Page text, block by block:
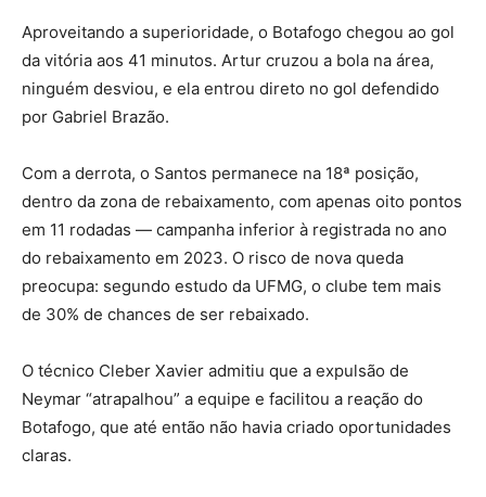
Aproveitando a superioridade, o Botafogo chegou ao gol
da vitória aos 41 minutos. Artur cruzou a bola na área,
ninguém desviou, e ela entrou direto no gol defendido
por Gabriel Brazão.
Com a derrota, o Santos permanece na 18ª posição,
dentro da zona de rebaixamento, com apenas oito pontos
em 11 rodadas — campanha inferior à registrada no ano
do rebaixamento em 2023. O risco de nova queda
preocupa: segundo estudo da UFMG, o clube tem mais
de 30% de chances de ser rebaixado.
O técnico Cleber Xavier admitiu que a expulsão de
Neymar “atrapalhou” a equipe e facilitou a reação do
Botafogo, que até então não havia criado oportunidades
claras.